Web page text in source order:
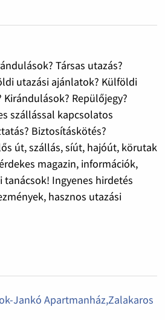
Társas utazás?
utazási ajánlatok? Külföldi
Kirándulások? Repülőjegy?
szállással kapcsolatos
Biztosításkötés?
út, szállás, síút, hajóút, körutak
magazin, információk,
tanácsok! Ingyenes hirdetés
hasznos utazási
Jankó Apartmanház,Zalakaros